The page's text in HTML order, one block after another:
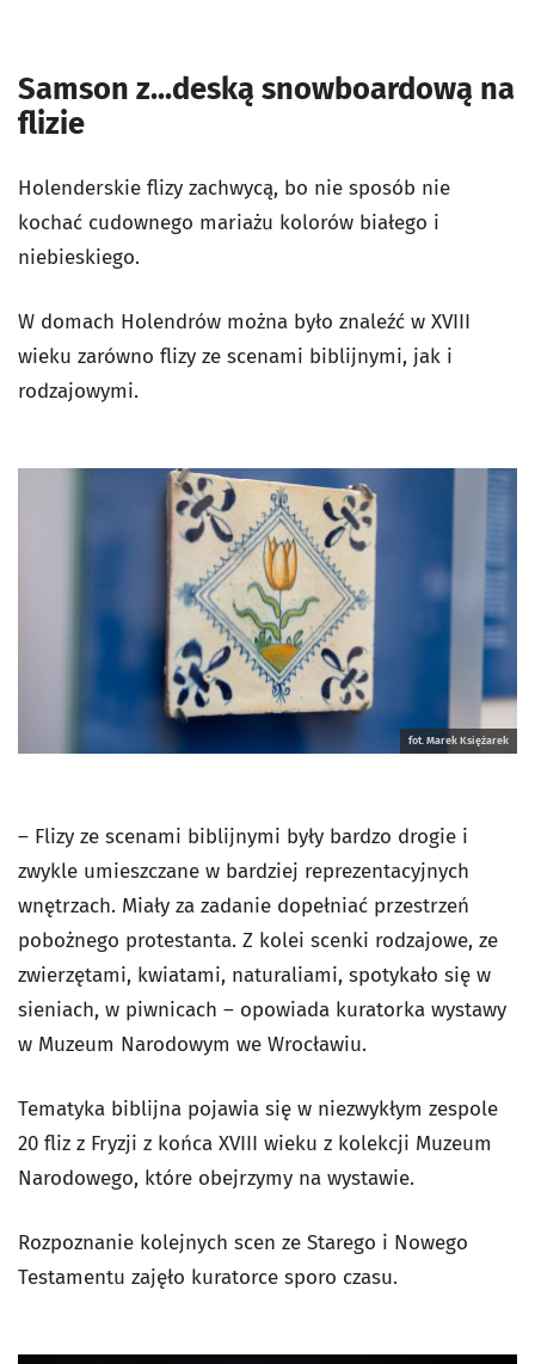
Samson z...deską snowboardową na
flizie
Holenderskie flizy zachwycą, bo nie sposób nie
kochać cudownego mariażu kolorów białego i
niebieskiego.
W domach Holendrów można było znaleźć w XVIII
wieku zarówno flizy ze scenami biblijnymi, jak i
rodzajowymi.
fot. Marek Księżarek
– Flizy ze scenami biblijnymi były bardzo drogie i
zwykle umieszczane w bardziej reprezentacyjnych
wnętrzach. Miały za zadanie dopełniać przestrzeń
pobożnego protestanta. Z kolei scenki rodzajowe, ze
zwierzętami, kwiatami, naturaliami, spotykało się w
sieniach, w piwnicach – opowiada kuratorka wystawy
w Muzeum Narodowym we Wrocławiu.
Tematyka biblijna pojawia się w niezwykłym zespole
20 fliz z Fryzji z końca XVIII wieku z kolekcji Muzeum
Narodowego, które obejrzymy na wystawie.
Rozpoznanie kolejnych scen ze Starego i Nowego
Testamentu zajęło kuratorce sporo czasu.